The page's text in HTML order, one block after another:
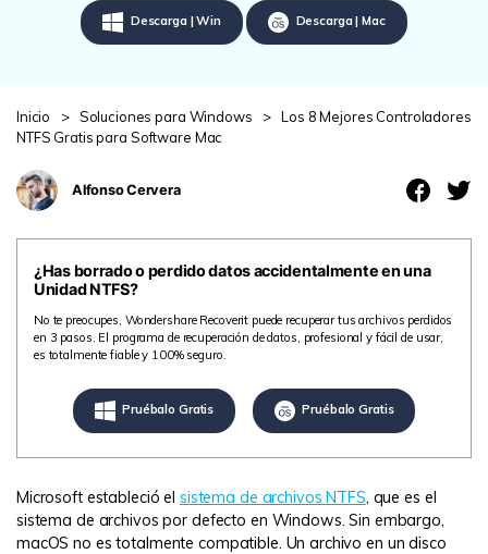
Recupera datos perdidos/eliminados gratis
Otros Productos
UBackit - Respaldar Datos
VER TODAS LAS FUNCIONES
searchDescarga | Win Descarga | Mac
Inicio > Soluciones para Windows > Los 8 Mejores Controladores
NTFS Gratis para Software Mac
Alfonso Cervera
¿Has borrado o perdido datos accidentalmente en una
Unidad NTFS?
No te preocupes, Wondershare Recoverit puede recuperar tus archivos perdidos
en 3 pasos. El programa de recuperación de datos, profesional y fácil de usar,
es totalmente fiable y 100% seguro.
Pruébalo Gratis Pruébalo Gratis
Microsoft estableció el sistema de archivos NTFS , que es el
sistema de archivos por defecto en Windows. Sin embargo,
macOS no es totalmente compatible. Un archivo en un disco